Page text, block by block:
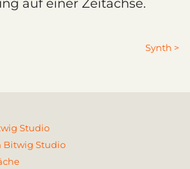
auf einer Zeitachse.
Synth >
Studio
Bitwig Studio